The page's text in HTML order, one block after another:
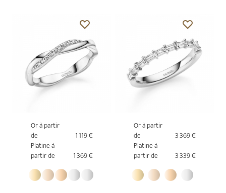
Or à partir
de
1 119 €
Platine à
partir de
1 369 €
Or à partir
de
3 369 €
Platine à
partir de
3 339 €